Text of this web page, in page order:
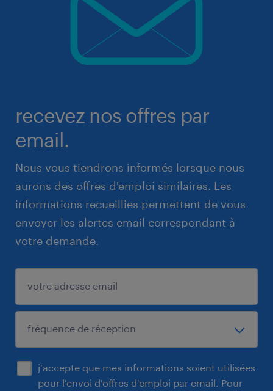
recevez nos offres par
email.
Nous vous tiendrons informés lorsque nous
aurons des offres d'emploi similaires. Les
informations recueillies permettent de vous
envoyer les alertes email correspondant à
votre demande.
j'accepte que mes informations soient utilisées
pour l'envoi d'offres d'emploi par email. Pour